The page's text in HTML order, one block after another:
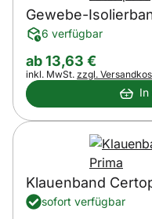
Gewebe-
6 verfügbar
ab:
ab13,63 €
Steuerhinweis:
inkl. MwSt. zzgl.
In
Klauenband
sofort verfügbar